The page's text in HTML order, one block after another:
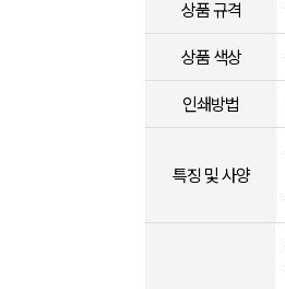
상품 규격
상품 색상
인쇄방법
특징 및 사양